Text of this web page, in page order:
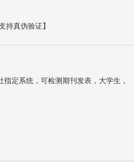
持真伪验证】
定系统，可检测期刊发表，大学生，